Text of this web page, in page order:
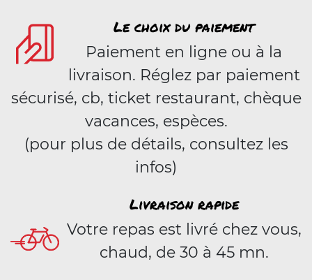
Le choix du paiement
Paiement en ligne ou à la
livraison. Réglez par paiement
sécurisé, cb, ticket restaurant, chèque
vacances, espèces.
(pour plus de détails, consultez les
infos)
Livraison rapide
Votre repas est livré chez vous,
chaud, de 30 à 45 mn.